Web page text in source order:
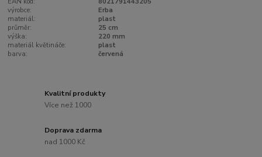
výrobce:
Erba
materiál:
plast
průměr:
25 cm
výška:
220 mm
materiál květináče:
plast
barva:
červená
Kvalitní produkty
Více než 1000
Doprava zdarma
nad 1000 Kč